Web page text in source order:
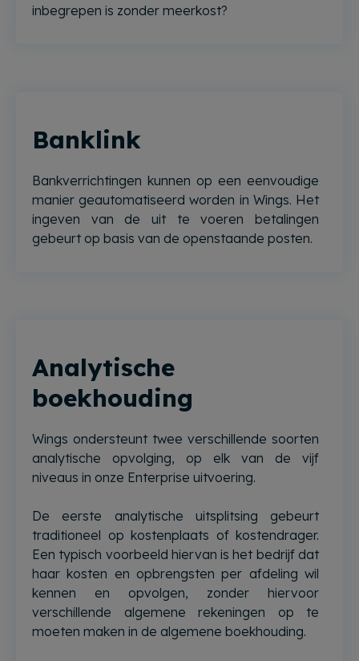
inbegrepen is zonder meerkost?
Banklink
Bankverrichtingen kunnen op een eenvoudige
manier geautomatiseerd worden in Wings. Het
ingeven van de uit te voeren betalingen
gebeurt op basis van de openstaande posten.
Analytische
boekhouding
Wings ondersteunt twee verschillende soorten
analytische opvolging, op elk van de vijf
niveaus in onze Enterprise uitvoering.
De eerste analytische uitsplitsing gebeurt
traditioneel op kostenplaats of kostendrager.
Een typisch voorbeeld hiervan is het bedrijf dat
haar kosten en opbrengsten per afdeling wil
kennen en opvolgen, zonder hiervoor
verschillende algemene rekeningen op te
moeten maken in de algemene boekhouding.